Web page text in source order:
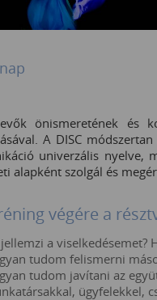
önismeretének és
A DISC
univerzális nyelve,
alapként szolgál és
végére a
a viselkedésemet?
tudom felismerni
tudom javítani az
ügyfelekkel,